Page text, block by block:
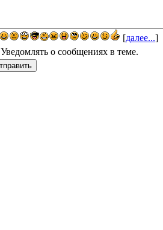
[далее...]
Уведомлять о сообщениях в теме.